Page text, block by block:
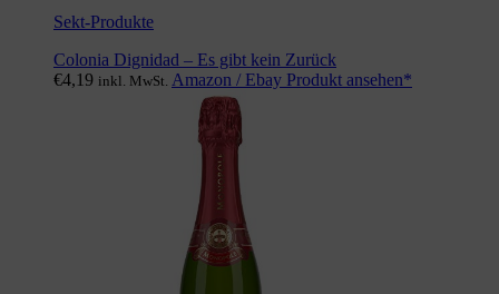
Sekt-Produkte
Colonia Dignidad – Es gibt kein Zurück
€4,19 inkl. MwSt. Amazon / Ebay Produkt ansehen*